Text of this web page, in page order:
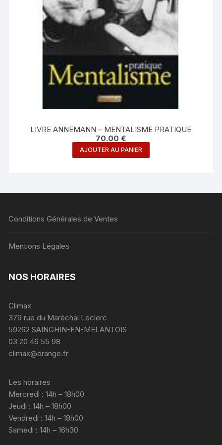
LIVRE ANNEMANN – MENTALISME PRATIQUE
70.00€
AJOUTER AU PANIER
Conditions Générales de Ventes
Mentions Légales
NOS HORAIRES
Climax
379 rue du Maréchal Leclerc
59262 SAINGHIN-EN-MELANTOIS
03 20 46 55 98
climax@orange.fr
Les horaires
Mercredi : 14h – 18h00
Jeudi : 14h – 18h00
Vendredi : 14h – 18h00
Samedi : 14h – 16h30